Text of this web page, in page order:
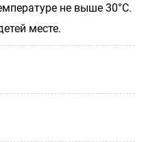
не выше 30°С.
месте.